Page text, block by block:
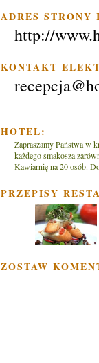
ADRES STRONY
http://
KONTAKT
HOTEL:
Zapraszamy Państwa w
każdego smakosza
Kawiarnię na 20 osób.
PRZEPISY
ZOSTAW